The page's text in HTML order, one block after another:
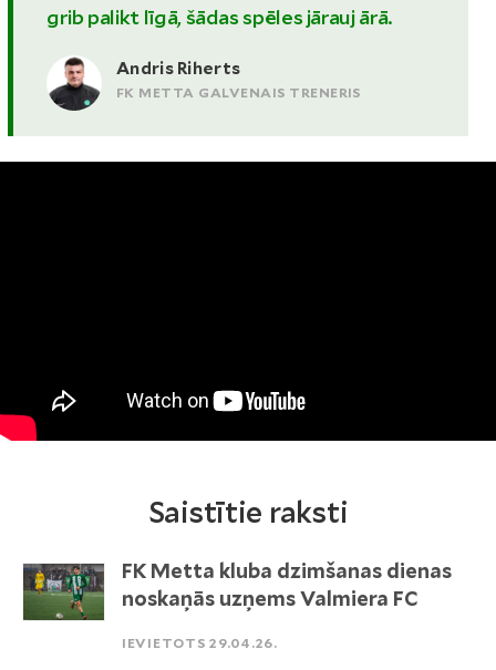
grib palikt līgā, šādas spēles jārauj ārā.
Andris Riherts
FK METTA GALVENAIS TRENERIS
Saistītie raksti
FK Metta kluba dzimšanas dienas
noskaņās uzņems Valmiera FC
IEVIETOTS 29.04.26.